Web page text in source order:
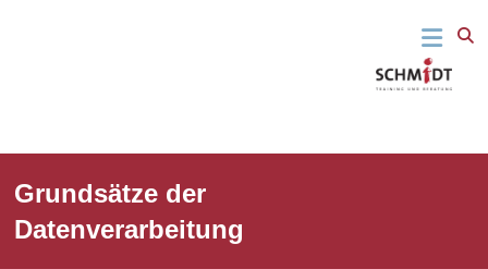
Beratung
Grundsätze der
Datenverarbeitung